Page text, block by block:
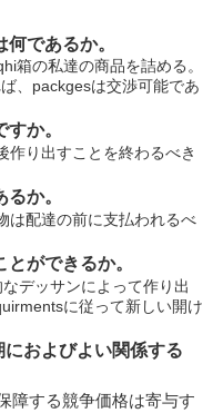
であるか。
箱の私達の商品を詰める。
、packgesは交渉可能であ
か。
作り出すことを終わるべき
か。
は配達の前に支払われるべ
ができるか。
デッサンによって作り出
に従って新しい開け
およびよい関係する
障する競争価格は寄与す